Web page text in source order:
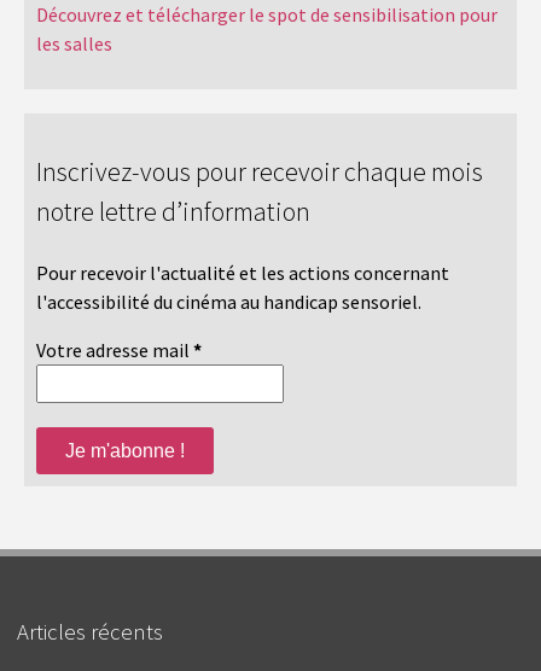
Découvrez et télécharger le spot de sensibilisation pour
les salles
Inscrivez-vous pour recevoir chaque mois
notre lettre d’information
Pour recevoir l'actualité et les actions concernant
l'accessibilité du cinéma au handicap sensoriel.
Votre adresse mail *
Articles récents